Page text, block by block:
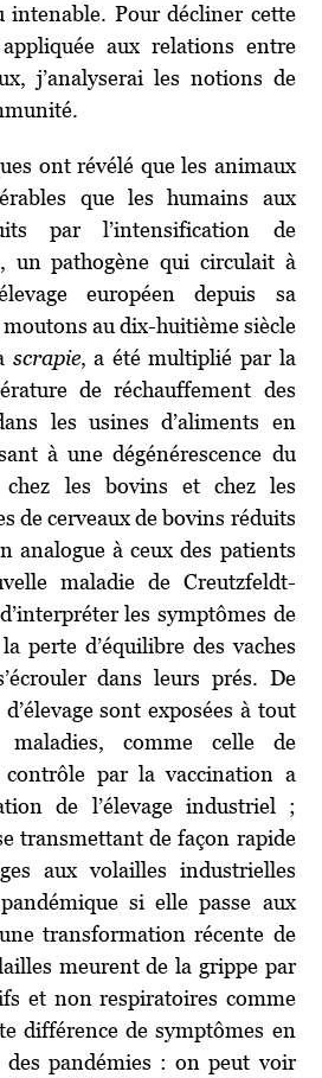
intenable. Pour décliner cette
aux relations entre
j’analyserai les notions de
ont révélé que les animaux
que les humains aux
par l’intensification de
un pathogène qui circulait à
européen depuis sa
moutons au dix-huitième siècle
scrapie, a été multiplié par la
de réchauffement des
les usines d’aliments en
à une dégénérescence du
les bovins et chez les
de cerveaux de bovins réduits
analogue à ceux des patients
maladie de Creutzfeldt-
les symptômes de
perte d’équilibre des vaches
dans leurs prés. De
sont exposées à tout
comme celle de
par la vaccination a
de l’élevage industriel ;
transmettant de façon rapide
aux volailles industrielles
si elle passe aux
transformation récente de
meurent de la grippe par
et non respiratoires comme
différence de symptômes en
pandémies : on peut voir